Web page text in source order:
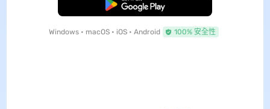
免費下載
Windows • macOS • iOS • Android 100% 安全性